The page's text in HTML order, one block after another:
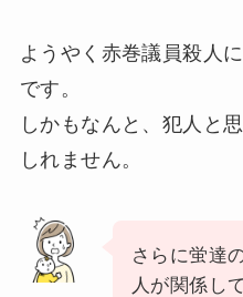
ようやく赤巻議員殺人
です。
しかもなんと、犯人と
しれません。
さらに蛍達
人が関係し